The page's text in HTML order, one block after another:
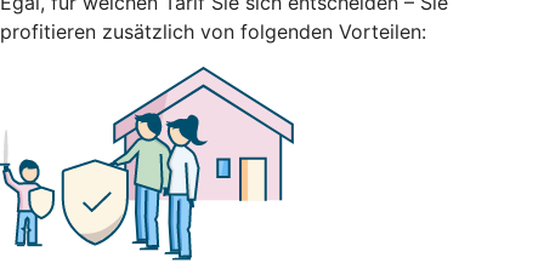
profitieren zusätzlich von folgenden Vorteilen: